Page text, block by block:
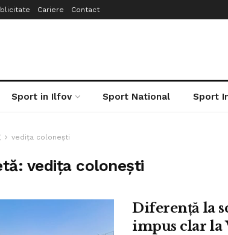
Cariere Contact
Sport in Ilfov Sport National Sport
vediţa coloneşti
vediţa coloneşti
Diferenţă la
impus clar la